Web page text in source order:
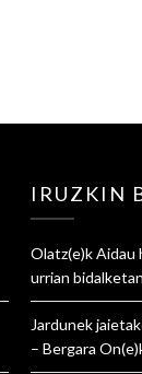
IRUZKIN
Olatz(e)kAidau
urrian bidalketan
Jardunek
– Bergara On